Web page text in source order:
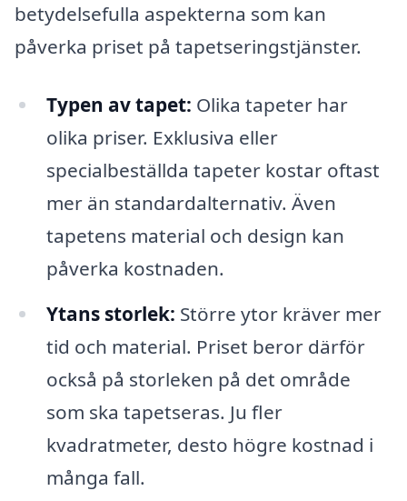
betydelsefulla aspekterna som kan
påverka priset på tapetseringstjänster.
Typen av tapet: Olika tapeter har
olika priser. Exklusiva eller
specialbeställda tapeter kostar oftast
mer än standardalternativ. Även
tapetens material och design kan
påverka kostnaden.
Ytans storlek: Större ytor kräver mer
tid och material. Priset beror därför
också på storleken på det område
som ska tapetseras. Ju fler
kvadratmeter, desto högre kostnad i
många fall.